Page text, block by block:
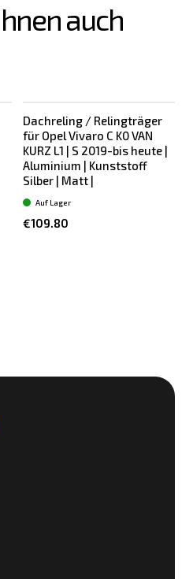
auch
Dachreling / Relingträger
für Opel Vivaro C K0 VAN
KURZ L1 | S 2019-bis heute |
Aluminium | Kunststoff
Silber | Matt |
€109.80
Auf Lager